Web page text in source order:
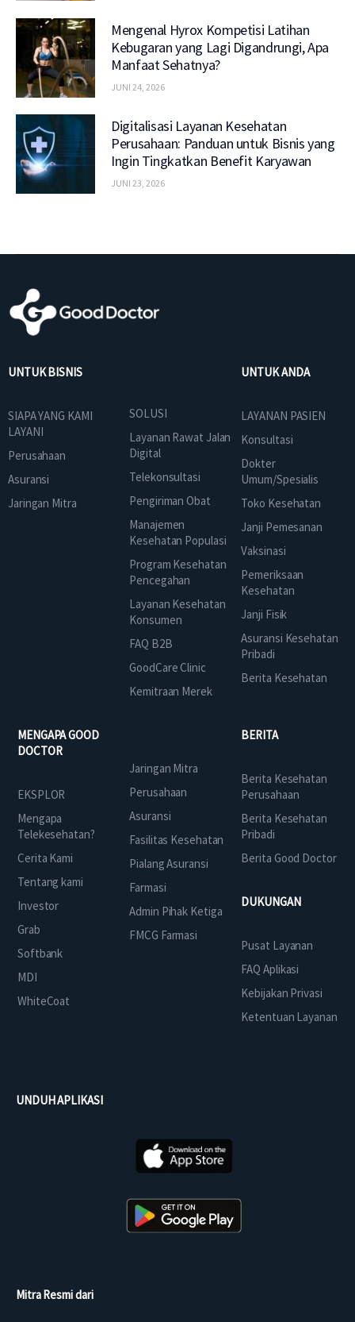
Mengenal Hyrox Kompetisi Latihan
Kebugaran yang Lagi Digandrungi, Apa
Manfaat Sehatnya?
JUNI 24, 2026
Digitalisasi Layanan Kesehatan
Perusahaan: Panduan untuk Bisnis yang
Ingin Tingkatkan Benefit Karyawan
JUNI 23, 2026
UNTUK BISNIS
SIAPA YANG KAMI
LAYANI
Perusahaan
Asuransi
Jaringan Mitra
SOLUSI
Layanan Rawat Jalan
Digital
Telekonsultasi
Pengiriman Obat
Manajemen
Kesehatan Populasi
Program Kesehatan
Pencegahan
Layanan Kesehatan
Konsumen
FAQ B2B
GoodCare Clinic
Kemitraan Merek
UNTUK ANDA
LAYANAN PASIEN
Konsultasi
Dokter
Umum/Spesialis
Toko Kesehatan
Janji Pemesanan
Vaksinasi
Pemeriksaan
Kesehatan
Janji Fisik
Asuransi Kesehatan
Pribadi
Berita Kesehatan
MENGAPA GOOD
DOCTOR
EKSPLOR
Mengapa
Telekesehatan?
Cerita Kami
Tentang kami
Investor
Grab
Softbank
MDI
WhiteCoat
Jaringan Mitra
Perusahaan
Asuransi
Fasilitas Kesehatan
Pialang Asuransi
Farmasi
Admin Pihak Ketiga
FMCG Farmasi
BERITA
Berita Kesehatan
Perusahaan
Berita Kesehatan
Pribadi
Berita Good Doctor
DUKUNGAN
Pusat Layanan
FAQ Aplikasi
Kebijakan Privasi
Ketentuan Layanan
UNDUH APLIKASI
Mitra Resmi dari